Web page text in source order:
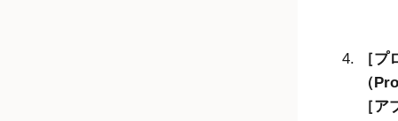
プ
（
ア